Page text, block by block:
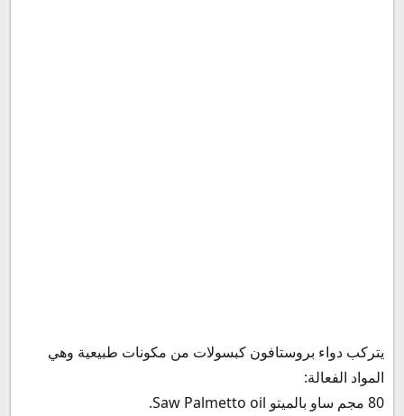
يتركب دواء بروستافون كبسولات من مكونات طبيعية وهي
المواد الفعالة:
80 مجم ساو بالميتو Saw Palmetto oil.